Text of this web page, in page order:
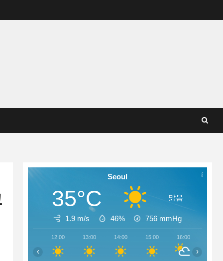
Seoul
35°C 맑음
1.9 m/s 46% 756 mmHg
12:00 13:00 14:00 15:00 16:00
‹ ›